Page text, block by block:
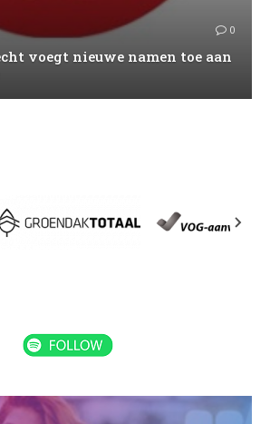
0
voegt nieuwe namen toe aan